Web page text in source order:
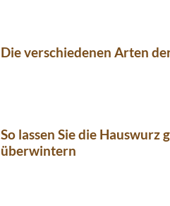
Die verschiedenen Arten
So lassen Sie die Hauswurz
überwintern